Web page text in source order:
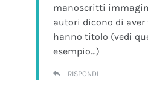
manoscritti
autori dicono di
hanno titolo (vedi
esempio…)
RISPONDI